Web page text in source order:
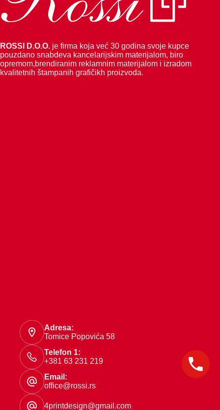
ROSSI D.O.O. je firma koja već 30 godina svoje kupce
pouzdano snabdeva kancelarijskim materijalom, biro
opremom,brendiranim reklamnim materijalom i izradom
kvalitetnih štampanih grafičikh proizvoda.
Adresa:
Tomice Popovića 58
Telefon 1:
+381 63 231 219
Email:
office@rossi.rs
4printdesign@gmail.com